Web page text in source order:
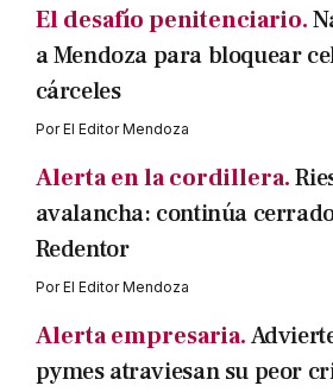
El desafío penitenciario.
a Mendoza para bloquear
cárceles
PorEl Editor Mendoza
Alerta en la cordillera.
avalancha: continúa
Redentor
PorEl Editor Mendoza
Alerta empresaria.
pymes atraviesan su peor